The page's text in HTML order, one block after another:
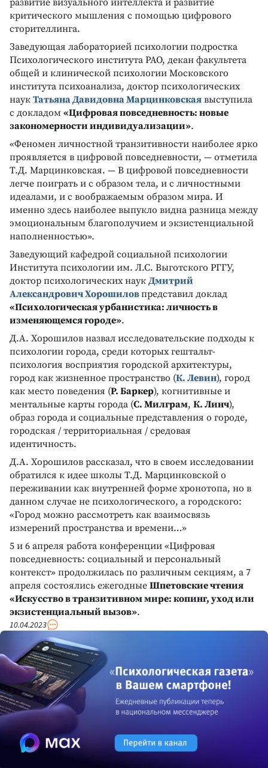
критического мышления с помощью цифрового
сторителлинга.
Заведующая лабораторией психологии подростка
Психологического института РАО, декан факультета
общей и клинической психологии Московского
института психоанализа, доктор психологических
наук Татьяна Давидовна Марцинковская выступила
с докладом «Цифровая повседневность: новые
закономерности индивидуализации».
«Феномен личностной транзитивности наиболее ярко
проявляется в цифровой повседневности, — отметила
Т.Д. Марцинковская. — В цифровой повседневности
легче поиграть и с образом тела, и с личностными
идеалами, и с воображаемым образом мира. И
именно здесь наиболее выпукло видна разница между
эмоциональным благополучием и экзистенциальной
наполненностью».
Заведующий кафедрой социальной психологии
Института психологии им. Л.С. Выготского РГГУ,
доктор психологических наук Дмитрий
Александрович Хорошиловпредставил доклад
«Психологическая урбанистика: личность в
изменяющемся городе».
Д.А. Хорошилов назвал исследовательские подходы к
психологии города, среди которых гештальт-
психология восприятия городской архитектуры,
город как жизненное пространство (К. Левин), город
как место поведения (Р. Баркер), когнитивные и
ментальные карты города (С. Милграм, К. Линч),
образ города и социальные представления о городе,
городская / территориальная / средовая
идентичность.
Д.А. Хорошилов рассказал, что в своем исследовании
обратился к идее школы Т.Д. Марцинковской о
переживании как внутренней форме хронотопа, но в
данном случае не психологического, а городского:
«Город можно рассмотреть как взаимосвязь
измерений пространства и времени…»
5 и 6 апреля работа конференции «Цифровая
повседневность: социальный и персональный
контекст» продолжилась по различным секциям, а 7
апреля состоялись ежегодные Шпетовские чтения
«Искусство в транзитивном мире: копинг, уход или
экзистенциальный вызов».
10.04.2023